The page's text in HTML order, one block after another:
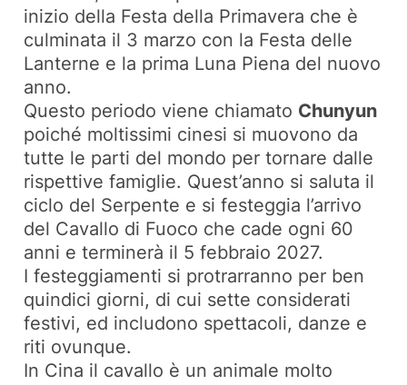
inizio della Festa della Primavera che è
culminata il 3 marzo con la Festa delle
Lanterne e la prima Luna Piena del nuovo
anno.
Questo periodo viene chiamato Chunyun
poiché moltissimi cinesi si muovono da
tutte le parti del mondo per tornare dalle
rispettive famiglie. Quest’anno si saluta il
ciclo del Serpente e si festeggia l’arrivo
del Cavallo di Fuoco che cade ogni 60
anni e terminerà il 5 febbraio 2027.
I festeggiamenti si protrarranno per ben
quindici giorni, di cui sette considerati
festivi, ed includono spettacoli, danze e
riti ovunque.
In Cina il cavallo è un animale molto